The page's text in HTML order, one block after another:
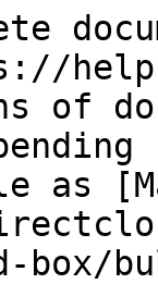
of
as
box/